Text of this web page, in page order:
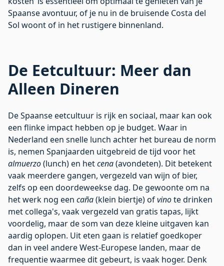
Spaanse avontuur, of je nu in de bruisende Costa del
Sol woont of in het rustigere binnenland.
De Eetcultuur: Meer dan
Alleen Dineren
De Spaanse eetcultuur is rijk en sociaal, maar kan ook
een flinke impact hebben op je budget. Waar in
Nederland een snelle lunch achter het bureau de norm
is, nemen Spanjaarden uitgebreid de tijd voor het
almuerzo(lunch) en hetcena(avondeten). Dit betekent
vaak meerdere gangen, vergezeld van wijn of bier,
zelfs op een doordeweekse dag. De gewoonte om na
het werk nog een caña(klein biertje) ofvinote drinken
met collega's, vaak vergezeld van gratis tapas, lijkt
voordelig, maar de som van deze kleine uitgaven kan
aardig oplopen. Uit eten gaan is relatief goedkoper
dan in veel andere West-Europese landen, maar de
frequentie waarmee dit gebeurt, is vaak hoger. Denk